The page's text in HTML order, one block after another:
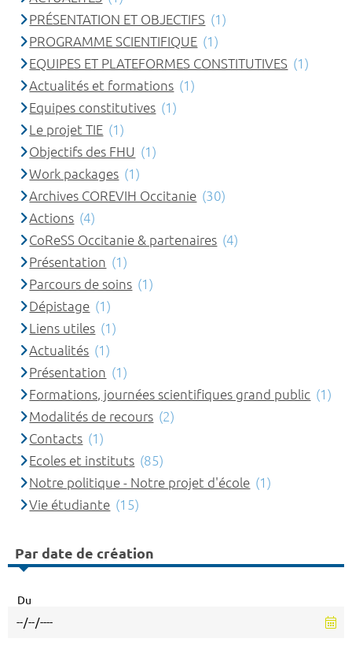
PRÉSENTATION ET OBJECTIFS (1)
PROGRAMME SCIENTIFIQUE (1)
EQUIPES ET PLATEFORMES CONSTITUTIVES (1)
Actualités et formations (1)
Equipes constitutives (1)
Le projet TIE (1)
Objectifs des FHU (1)
Work packages (1)
Archives COREVIH Occitanie (30)
Actions (4)
CoReSS Occitanie & partenaires (4)
Présentation (1)
Parcours de soins (1)
Dépistage (1)
Liens utiles (1)
Actualités (1)
Présentation (1)
Formations, journées scientifiques grand public (1)
Modalités de recours (2)
Contacts (1)
Ecoles et instituts (85)
Notre politique - Notre projet d'école (1)
Vie étudiante (15)
Par date de création
Du